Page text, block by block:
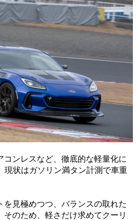
コンレスなど、徹底的な軽量化に
現状はガソリン満タン計測で車重
見極めつつ、バランスの取れた
のため、軽さだけ求めてクーリ